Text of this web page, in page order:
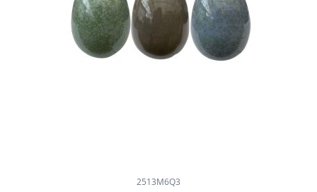
2513M6Q3